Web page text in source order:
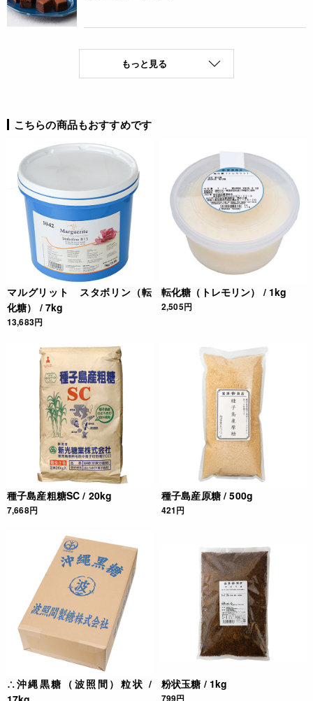
もっと見る
こちらの商品もおすすめです
マルグリット スタボリン（転
化糖） / 7kg
13,683円
転化糖（トレモリン） / 1kg
2,505円
種子島産粗糖SC / 20kg
7,668円
種子島産原糖 / 500g
421円
∴沖縄黒糖（波照間）粒状 /
粉状玉糖 / 1kg
799円